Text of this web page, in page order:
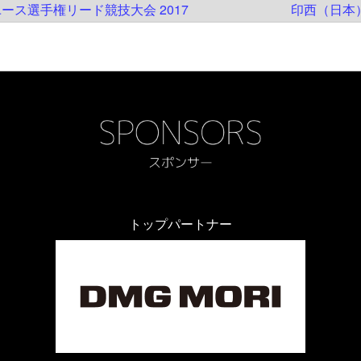
ス選手権リード競技大会 2017 印西（日本）
トップパートナー